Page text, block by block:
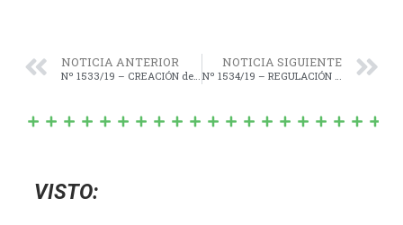
NOTICIA ANTERIOR
Nº 1533/19 – CREACIÓN del “REGISTRO DE ARTISTAS CALLEJEROS”.
NOTICIA SIGUIENTE
Nº 1534/19 – REGULACIÓN del mecanismo de acceso a la información pública, en el ámbito de la Municipalidad de Navarro.
VISTO: